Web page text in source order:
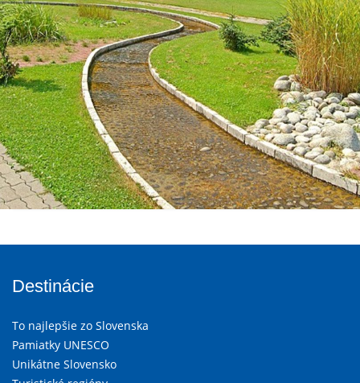
Destinácie
To najlepšie zo Slovenska
Pamiatky UNESCO
Unikátne Slovensko